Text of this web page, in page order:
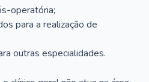
operatória;
para a realização de
outras especialidades.